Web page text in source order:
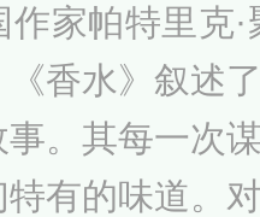
时籍名侦探赫
队侦破一起内
作家帕特里克
香水》叙述
。其每一次
有的味道。